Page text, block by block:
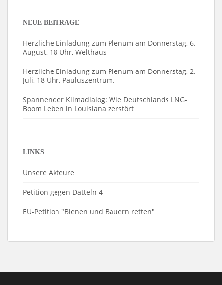
NEUE BEITRÄGE
Herzliche Einladung zum Plenum am Donnerstag, 6.
August, 18 Uhr, Welthaus
Herzliche Einladung zum Plenum am Donnerstag, 2.
Juli, 18 Uhr, Pauluszentrum.
Spannender Klimadialog: Wie Deutschlands LNG-
Boom Leben in Louisiana zerstört
LINKS
Unsere Akteure
Petition gegen Datteln 4
EU-Petition "Bienen und Bauern retten"